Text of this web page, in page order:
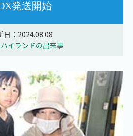
発送開始
日：2024.08.08
イランドの出来事